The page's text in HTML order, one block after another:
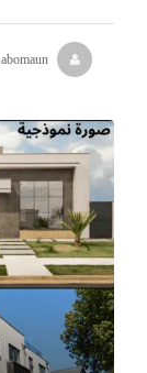
abomaun